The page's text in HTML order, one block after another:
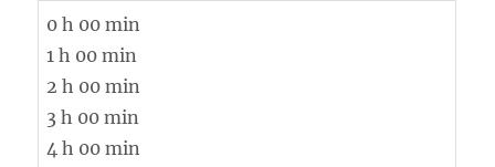
0 h 00 min
1 h 00 min
2 h 00 min
3 h 00 min
4 h 00 min